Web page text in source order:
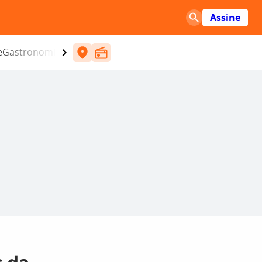
Assine
Gastronomia Entretenimento